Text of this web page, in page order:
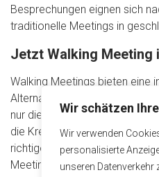
Wir schätzen
Wir verwenden
personalisierte
unseren Datenverkehr
Besprechungen eignen sich
traditionelle Meetings in
Jetzt Walking Meeting
Walking Meetings bieten eine
Alternative zu herkömmlichen
nur die körperliche und
die Kreativität,
richtigen Planung und
Meetings zu einem